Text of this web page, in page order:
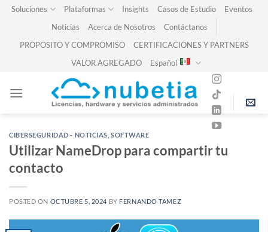
SkipSoluciones Plataformas Insights Casos de Estudio
Eventos
Noticias
Acerca de Nosotros
Contáctanos
PROPOSITO Y COMPROMISO
CERTIFICACIONES Y PARTNERS
VALOR AGREGADO
Español
CIBERSEGURIDAD - NOTICIAS ,SOFTWARE
Utilizar NameDrop para compartir tu
contacto
POSTED ON OCTUBRE 5, 2024 BY FERNANDO TAMEZ